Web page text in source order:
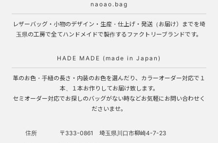
naoao.bag
レザーバッグ・小物のデザイン・生産・仕上げ・発送（お届け）までを埼
玉県の工房で全てハンドメイドで製作するファクトリーブランドです。
HADE MADE (made in Japan)
革のお色・手紐の長さ・内装のお色を選んだり、カラーオーダー対応で１
本、１本お作りしてお届け致します。
セミオーダー対応でお探しのバッグがない時などお気軽にお問い合わせく
ださいませ。
住所
〒333-0861 埼玉県川口市柳崎4-7-23